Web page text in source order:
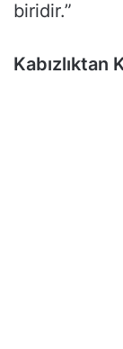
biridir.”
Kabızlıktan